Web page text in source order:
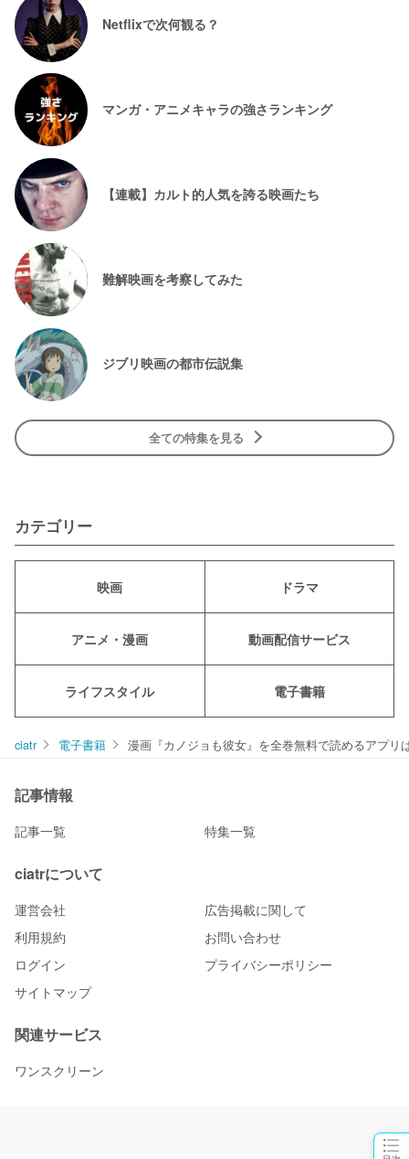
Netflixで次何観る？
マンガ・アニメキャラの強さランキング
【連載】カルト的人気を誇る映画たち
難解映画を考察してみた
ジブリ映画の都市伝説集
全ての特集を見る
カテゴリー
映画 ドラマ
アニメ・漫画 動画配信サービス
ライフスタイル 電子書籍
ciatr 電子書籍 漫画『カノジョも彼女』を全巻無料で読めるアプリ
記事情報
記事一覧 特集一覧
ciatrについて
運営会社
広告掲載に関して
利用規約
お問い合わせ
ログイン
プライバシーポリシー
サイトマップ
関連サービス
ワンスクリーン